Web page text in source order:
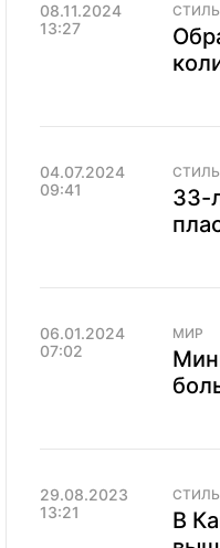
08.11.2024
13:27
04.07.2024
09:41
33-
06.01.2024
07:02
МИР
29.08.2023
13:21
В